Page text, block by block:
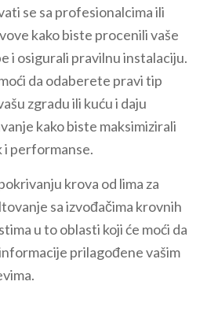
se sa profesionalcima ili
kako biste procenili vaše
i osigurali pravilnu instalaciju.
da odaberete pravi tip
zgradu ili kuću i daju
kako biste maksimizirali
i performanse.
krova od lima za
sa izvođačima krovnih
u to oblasti koji će moći da
prilagođene vašim